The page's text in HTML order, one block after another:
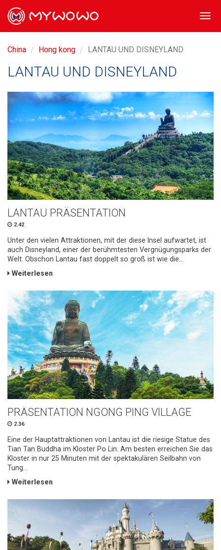
China Hong kong LANTAU UND DISNEYLAND
LANTAU UND DISNEYLAND
LANTAU PRÄSENTATION
2.42
Unter den vielen Attraktionen, mit der diese Insel aufwartet, ist
auch Disneyland, einer der berühmtesten Vergnügungsparks der
Welt. Obschon Lantau fast doppelt so groß ist wie die...
Weiterlesen
PRÄSENTATION NGONG PING VILLAGE
2.36
Eine der Hauptattraktionen von Lantau ist die riesige Statue des
Tian Tan Buddha im Kloster Po Lin. Am besten erreichen Sie das
Kloster in nur 25 Minuten mit der spektakulären Seilbahn von
Tung...
Weiterlesen